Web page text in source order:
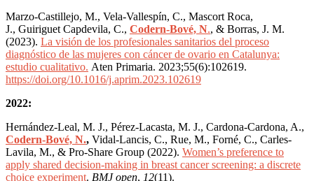
Marzo-Castillejo, M., Vela-Vallespín, C., Mascort Roca,
J., Guiriguet Capdevila, C., Codern-Bové, N., & Borras, J. M.
(2023). La visión de los profesionales sanitarios del proceso
diagnóstico de las mujeres con cáncer de ovario en Catalunya:
estudio cualitativo. Aten Primaria. 2023;55(6):102619.
https://doi.org/10.1016/j.aprim.2023.102619
2022:
Hernández-Leal, M. J., Pérez-Lacasta, M. J., Cardona-Cardona, A.,
Codern-Bové, N., Vidal-Lancis, C., Rue, M., Forné, C., Carles-
Lavila, M., & Pro-Share Group (2022). Women’s preference to
apply shared decision-making in breast cancer screening: a discrete
choice experiment. BMJ open, 12(11).